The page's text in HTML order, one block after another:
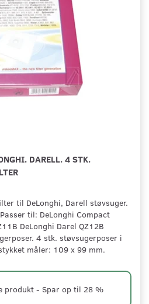
DARELL. 4 STK.
til DeLonghi, Darell støvsuger.
til: DeLonghi Compact
DeLonghi Darel QZ12B
4 stk. støvsugerposer i
måler: 109 x 99 mm.
produkt - Spar op til 28 %